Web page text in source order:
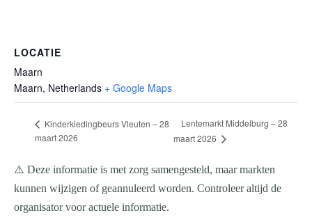
LOCATIE
Maarn
Maarn, Netherlands + Google Maps
Kinderkledingbeurs Vleuten – 28
maart 2026
Lentemarkt Middelburg – 28
maart 2026
⚠️ Deze informatie is met zorg samengesteld, maar markten
kunnen wijzigen of geannuleerd worden. Controleer altijd de
organisator voor actuele informatie.